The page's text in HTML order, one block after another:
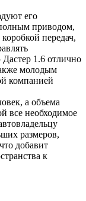
его
приводом,
передач,
1.6 отлично
молодым
компанией
а объема
все необходимое
размеров,
добавит
к